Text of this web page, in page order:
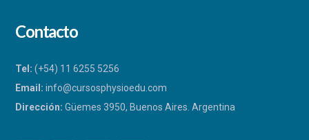
Contacto
Tel: (+54) 11 6255 5256
Email: info@cursosphysioedu.com
Dirección: Güemes 3950, Buenos Aires. Argentina